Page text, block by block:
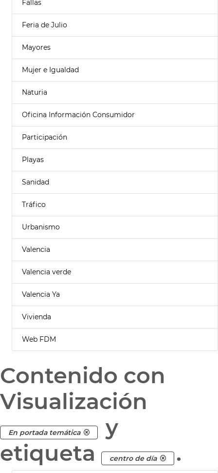
Fallas
Feria de Julio
Mayores
Mujer e Igualdad
Naturia
Oficina Información Consumidor
Participación
Playas
Sanidad
Tráfico
Urbanismo
Valencia
Valencia verde
Valencia Ya
Vivienda
Web FDM
Contenido con
Visualización
En portada temática
y
etiqueta
centro de día .